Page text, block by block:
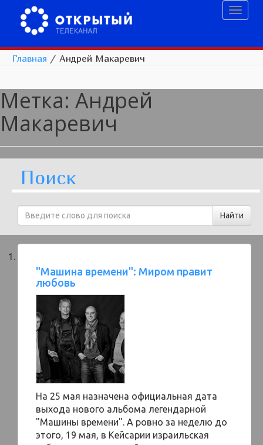
Главная / Андрей Макаревич
Метка: Андрей
Макаревич
Поиск
"Машина времени": Миром правит
любовь
На 25 мая назначена официальная дата
выхода нового альбома легендарной
"Машины времени". А ровно за неделю до
этого, 19 мая, в Кейсарии израильская